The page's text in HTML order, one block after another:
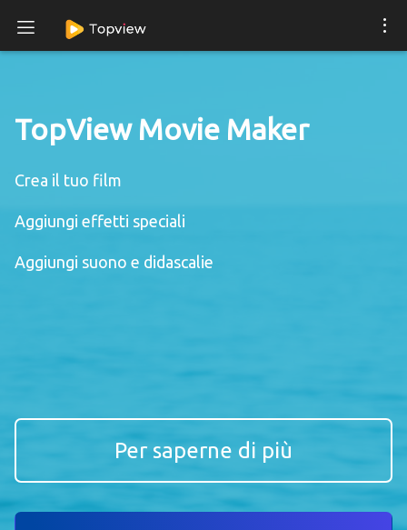
TopView Movie Maker
Crea il tuo film
Aggiungi effetti speciali
Aggiungi suono e didascalie
Per saperne di più